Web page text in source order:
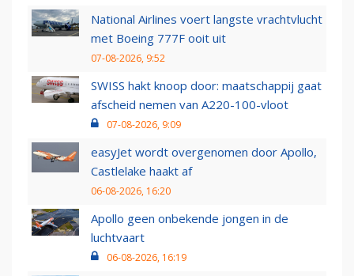
National Airlines voert langste vrachtvlucht
met Boeing 777F ooit uit
07-08-2026, 9:52
SWISS hakt knoop door: maatschappij gaat
afscheid nemen van A220-100-vloot
07-08-2026, 9:09
easyJet wordt overgenomen door Apollo,
Castlelake haakt af
06-08-2026, 16:20
Apollo geen onbekende jongen in de
luchtvaart
06-08-2026, 16:19